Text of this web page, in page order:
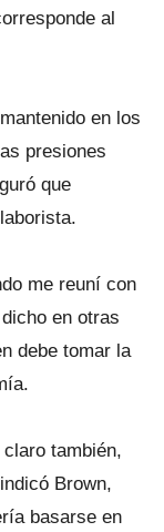
al
en los
presiones
que
me reuní con
en otras
debe tomar la
también,
Brown,
basarse en